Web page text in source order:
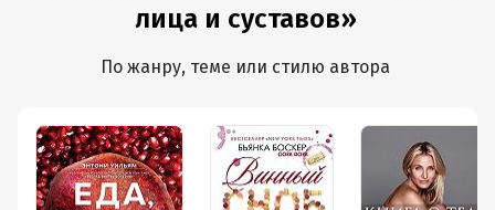
лица и суставов»
По жанру, теме или стилю автора